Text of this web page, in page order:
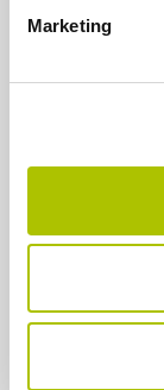
g
Marketing